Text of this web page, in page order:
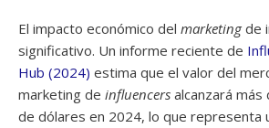
El impacto económico del marketingde
significativo. Un informe reciente de
Hub (2024) estima que el valor del
marketing de influencers alcanzará
de dólares en 2024, lo que representa